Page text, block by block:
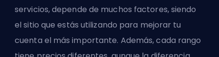
servicios, depende de muchos factores, siendo
el sitio que estás utilizando para mejorar tu
cuenta el más importante. Además, cada rango